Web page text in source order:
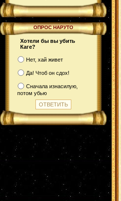
ОПРОС НАРУТО
Хотели бы вы убить
Каге?
Нет, хай живет
Да! Чтоб он сдох!
Сначала изнасилую,
потом убью